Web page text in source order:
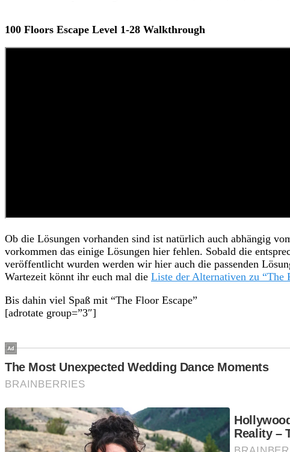
100 Floors Escape Level 1-28 Walkthrough
Ob die Lösungen vorhanden sind ist natürlich auch abhängig
vorkommen das einige Lösungen hier fehlen. Sobald die
veröffentlicht wurden werden wir hier auch die passenden
Wartezeit könnt ihr euch mal die Liste der Alternativen zu “The
Bis dahin viel Spaß mit “The Floor Escape”
[adrotate group=”3″]